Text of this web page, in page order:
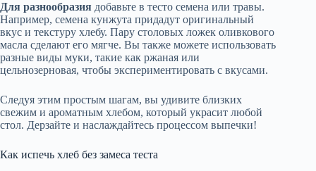
Для разнообразия добавьте в тесто семена или травы.
Например, семена кунжута придадут оригинальный
вкус и текстуру хлебу. Пару столовых ложек оливкового
масла сделают его мягче. Вы также можете использовать
разные виды муки, такие как ржаная или
цельнозерновая, чтобы экспериментировать с вкусами.
Следуя этим простым шагам, вы удивите близких
свежим и ароматным хлебом, который украсит любой
стол. Дерзайте и наслаждайтесь процессом выпечки!
Как испечь хлеб без замеса теста